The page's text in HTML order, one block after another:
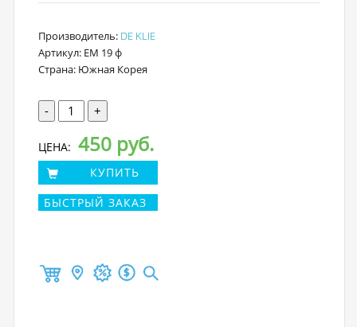
Производитель: DE KLIE
Артикул: EM 19 ф
Страна: Южная Корея
- +
ЦЕНА: 450 руб.
КУПИТЬ
БЫСТРЫЙ ЗАКАЗ